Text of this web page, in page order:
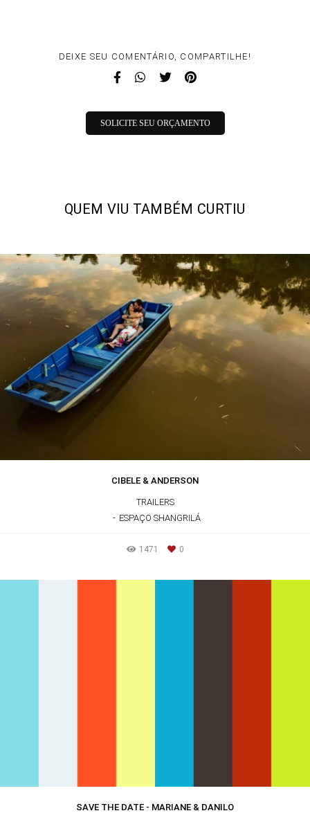
DEIXE SEU COMENTÁRIO, COMPARTILHE!
SOLICITE SEU ORÇAMENTO
QUEM VIU TAMBÉM CURTIU
CIBELE & ANDERSON
TRAILERS
ESPAÇO SHANGRILÁ
1471 0
SAVE THE DATE - MARIANE & DANILO